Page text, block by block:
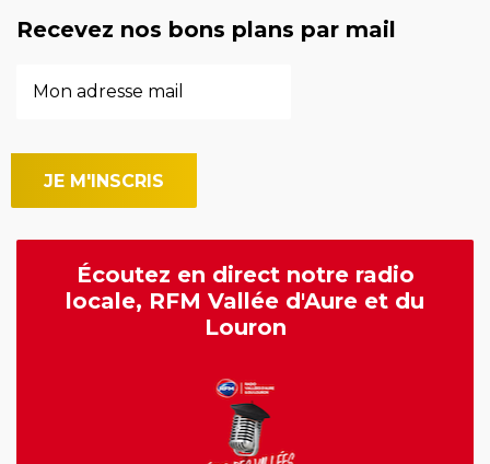
Recevez nos bons plans par mail
Écoutez en direct notre radio
locale, RFM Vallée d'Aure et du
Louron